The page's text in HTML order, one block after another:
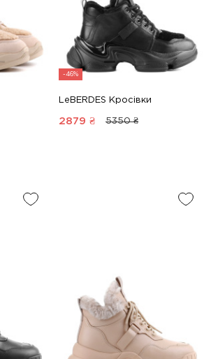
-46%
LeBERDES Кросівки
2879 ₴ 5350 ₴